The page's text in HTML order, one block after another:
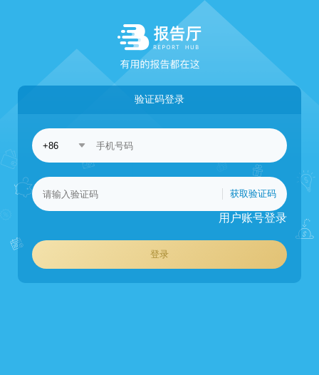
验证码登录
获取验证码
用户账号登录
登录